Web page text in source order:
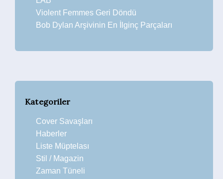
Violent Femmes Geri Döndü
Bob Dylan Arşivinin En İlginç Parçaları
Kategoriler
Cover Savaşları
Haberler
Liste Müptelası
Stil / Magazin
Zaman Tüneli